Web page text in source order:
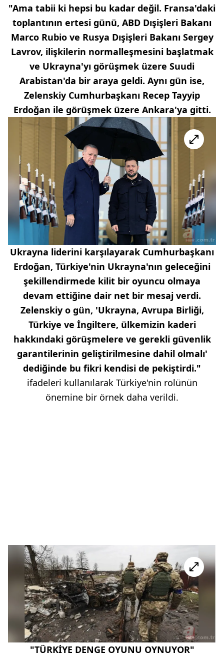
"Ama tabii ki hepsi bu kadar değil. Fransa'daki
toplantının ertesi günü, ABD Dışişleri Bakanı
Marco Rubio ve Rusya Dışişleri Bakanı Sergey
Lavrov, ilişkilerin normalleşmesini başlatmak
ve Ukrayna'yı görüşmek üzere Suudi
Arabistan'da bir araya geldi. Aynı gün ise,
Zelenskiy Cumhurbaşkanı Recep Tayyip
Erdoğan ile görüşmek üzere Ankara'ya gitti.
Ukrayna liderini karşılayarak Cumhurbaşkanı
Erdoğan, Türkiye'nin Ukrayna'nın geleceğini
şekillendirmede kilit bir oyuncu olmaya
devam ettiğine dair net bir mesaj verdi.
Zelenskiy o gün, 'Ukrayna, Avrupa Birliği,
Türkiye ve İngiltere, ülkemizin kaderi
hakkındaki görüşmelere ve gerekli güvenlik
garantilerinin geliştirilmesine dahil olmalı'
dediğinde bu fikri kendisi de pekiştirdi."
ifadeleri kullanılarak Türkiye'nin rolünün
önemine bir örnek daha verildi.
"TÜRKİYE DENGE OYUNU OYNUYOR"